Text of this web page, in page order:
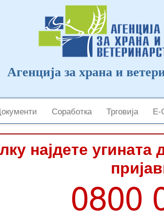
Агенција за храна и
Соработка Трговија Е-
најдете
0800